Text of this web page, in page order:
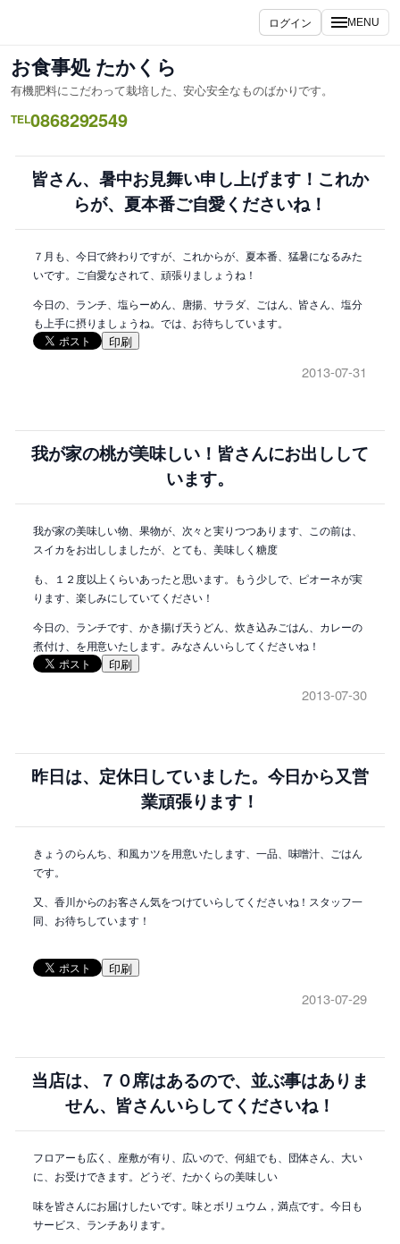
ス
キ
ッ
ログイン MENU
お食事処 たかくら
有機肥料にこだわって栽培した、安心安全なものばかりです。
TEL0868292549
皆さん、暑中お見舞い申し上げます！これか
らが、夏本番ご自愛くださいね！
７月も、今日で終わりですが、これからが、夏本番、猛暑になるみた
いです。ご自愛なされて、頑張りましょうね！
今日の、ランチ、塩らーめん、唐揚、サラダ、ごはん、皆さん、塩分
も上手に摂りましょうね。では、お待ちしています。
印刷
2013-07-31
我が家の桃が美味しい！皆さんにお出しして
います。
我が家の美味しい物、果物が、次々と実りつつあります、この前は、
スイカをお出ししましたが、とても、美味しく糖度
も、１２度以上くらいあったと思います。もう少しで、ピオーネが実
ります、楽しみにしていてください！
今日の、ランチです、かき揚げ天うどん、炊き込みごはん、カレーの
煮付け、を用意いたします。みなさんいらしてくださいね！
印刷
2013-07-30
昨日は、定休日していました。今日から又営
業頑張ります！
きょうのらんち、和風カツを用意いたします、一品、味噌汁、ごはん
です。
又、香川からのお客さん気をつけていらしてくださいね！スタッフ一
同、お待ちしています！
印刷
2013-07-29
当店は、７０席はあるので、並ぶ事はありま
せん、皆さんいらしてくださいね！
フロアーも広く、座敷が有り、広いので、何組でも、団体さん、大い
に、お受けできます。どうぞ、たかくらの美味しい
味を皆さんにお届けしたいです。味とボリュウム，満点です。今日も
サービス、ランチあります。